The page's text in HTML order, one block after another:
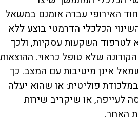
האירופי עברה אומנם במשאל
הכלכלי הדרמטי בוצע ללא
לטרפוד השקעות עסקיות, ולכך
שלא טופל כראוי. ההוצאות
אינן מיטיבות עם המצב. כך
פוליטית: או שהוא יעלה
לעייפה, או שיקריב שירות
האחר.